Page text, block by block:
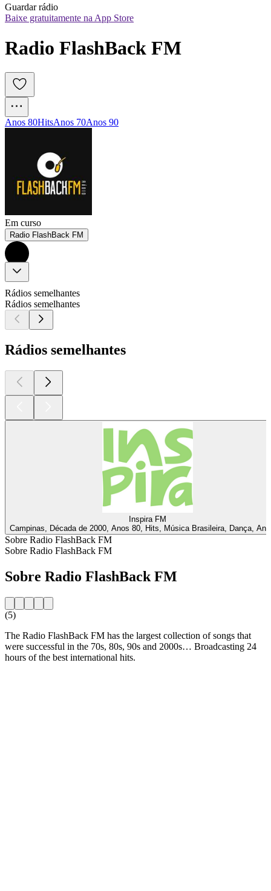
Guardar rádio
Baixe gratuitamente na App Store
Radio FlashBack FM
Anos 80HitsAnos 70Anos 90
Em curso
Radio FlashBack FM
Rádios semelhantes
Rádios semelhantes
Rádios semelhantes
Inspira FM
Campinas, Década de 2000, Anos 80, Hits, Música Brasileira, Dança,
Sobre Radio FlashBack FM
Sobre Radio FlashBack FM
Sobre Radio FlashBack FM
(5)
The Radio FlashBack FM has the largest collection of songs that
were successful in the 70s, 80s, 90s and 2000s… Broadcasting 24
hours of the best international hits.